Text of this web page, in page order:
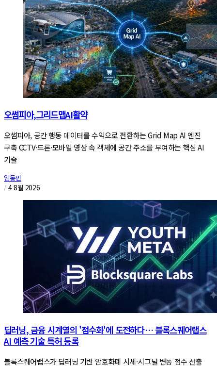
오썸피아,그리드맵AI활약
오썸피아, 공간 행동 데이터를 수익으로 전환하는 Grid Map AI 엔진
구축 CCTV·드론·모바일 영상 속 객체에 공간 주소를 부여하는 핵심 AI
기술
임동민
/ 4 8월 2026
딥러닝, 금융 시계열의 '점수화'에 도전하다… 블록스퀘어랩스
AI 예측 기술 특허 등록
블록스퀘어랩스가 딥러닝 기반 암호화폐 시세·시그널 변동 점수 산출